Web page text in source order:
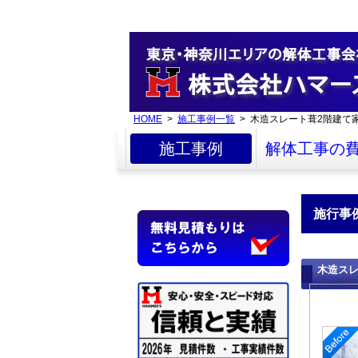
HOME > 施工事例一覧 > 木造スレート葺2階建て
施工事例 解体工事の
施行事
木造ス